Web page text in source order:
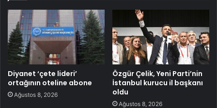
Diyanet ‘çete lideri’
ortağının oteline abone
Ağustos 8, 2026
Özgür Çelik, Yeni Parti’nin
İstanbul kurucu il başkanı
oldu
Ağustos 8, 2026